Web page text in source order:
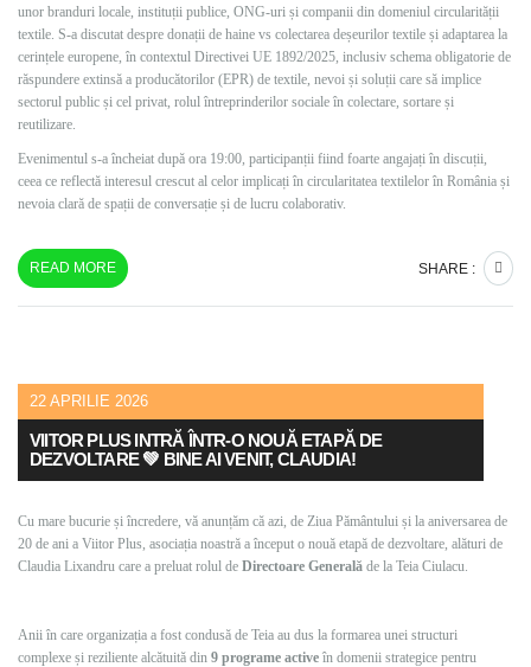
unor branduri locale, instituții publice, ONG-uri și companii din domeniul circularității
textile. S-a discutat despre donații de haine vs colectarea deșeurilor textile și adaptarea la
cerințele europene, în contextul Directivei UE 1892/2025, inclusiv schema obligatorie de
răspundere extinsă a producătorilor (EPR) de textile, nevoi și soluții care să implice
sectorul public și cel privat, rolul întreprinderilor sociale în colectare, sortare și
reutilizare.
Evenimentul s-a încheiat după ora 19:00, participanții fiind foarte angajați în discuții,
ceea ce reflectă interesul crescut al celor implicați în circularitatea textilelor în România și
nevoia clară de spații de conversație și de lucru colaborativ.
READ MORE SHARE :
22 APRILIE 2026
VIITOR PLUS INTRĂ ÎNTR-O NOUĂ ETAPĂ DE
DEZVOLTARE 💚 BINE AI VENIT, CLAUDIA!
Cu mare bucurie și încredere, vă anunțăm că azi, de Ziua Pământului și la aniversarea de
20 de ani a Viitor Plus, asociația noastră a început o nouă etapă de dezvoltare, alături de
Claudia Lixandru care a preluat rolul de Directoare Generală de la Teia Ciulacu.
Anii în care organizația a fost condusă de Teia au dus la formarea unei structuri
complexe și reziliente alcătuită din 9 programe active în domenii strategice pentru